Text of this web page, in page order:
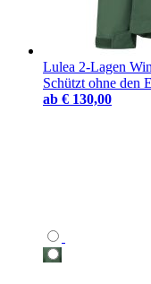
Lulea 2-Lagen
Schützt ohne den
ab € 130,00